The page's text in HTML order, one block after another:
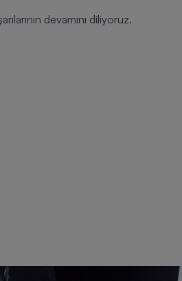
devamını diliyoruz.